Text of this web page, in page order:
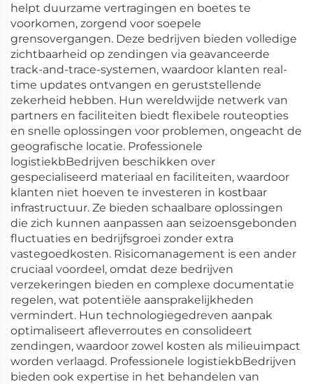
helpt duurzame vertragingen en boetes te
voorkomen, zorgend voor soepele
grensovergangen. Deze bedrijven bieden volledige
zichtbaarheid op zendingen via geavanceerde
track-and-trace-systemen, waardoor klanten real-
time updates ontvangen en geruststellende
zekerheid hebben. Hun wereldwijde netwerk van
partners en faciliteiten biedt flexibele routeopties
en snelle oplossingen voor problemen, ongeacht de
geografische locatie. Professionele
logistiekbBedrijven beschikken over
gespecialiseerd materiaal en faciliteiten, waardoor
klanten niet hoeven te investeren in kostbaar
infrastructuur. Ze bieden schaalbare oplossingen
die zich kunnen aanpassen aan seizoensgebonden
fluctuaties en bedrijfsgroei zonder extra
vastegoedkosten. Risicomanagement is een ander
cruciaal voordeel, omdat deze bedrijven
verzekeringen bieden en complexe documentatie
regelen, wat potentiële aansprakelijkheden
vermindert. Hun technologiegedreven aanpak
optimaliseert afleverroutes en consolideert
zendingen, waardoor zowel kosten als milieuimpact
worden verlaagd. Professionele logistiekbBedrijven
bieden ook expertise in het behandelen van